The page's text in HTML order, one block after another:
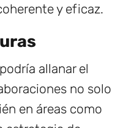
y eficaz.
allanar el
no solo
en áreas como